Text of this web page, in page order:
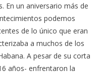
En un aniversario más de
podemos
de lo único que eran
a muchos de los
A pesar de su corta
años- enfrentaron la